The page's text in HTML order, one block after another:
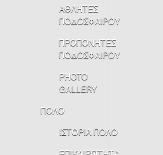
ΑΘΛΗΤΕΣ
ΠΟΔΟΣΦΑΙΡΟΥ
ΠΡΟΠΟΝΗΤΕΣ
ΠΟΔΟΣΦΑΙΡΟΥ
PHOTO
GALLERY
ΠΟΛΟ
ΙΣΤΟΡΙΑ ΠΟΛΟ